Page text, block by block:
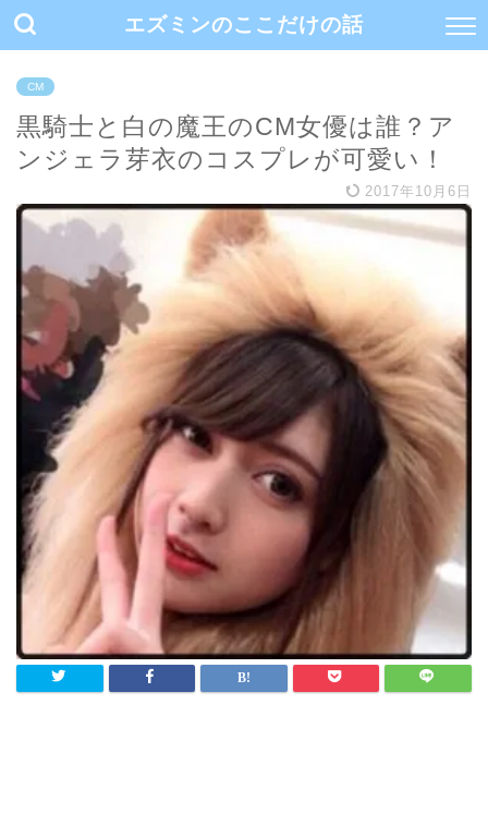
エズミンのここだけの話
CM
黒騎士と白の魔王のCM女優は誰？ア
ンジェラ芽衣のコスプレが可愛い！
2017年10月6日